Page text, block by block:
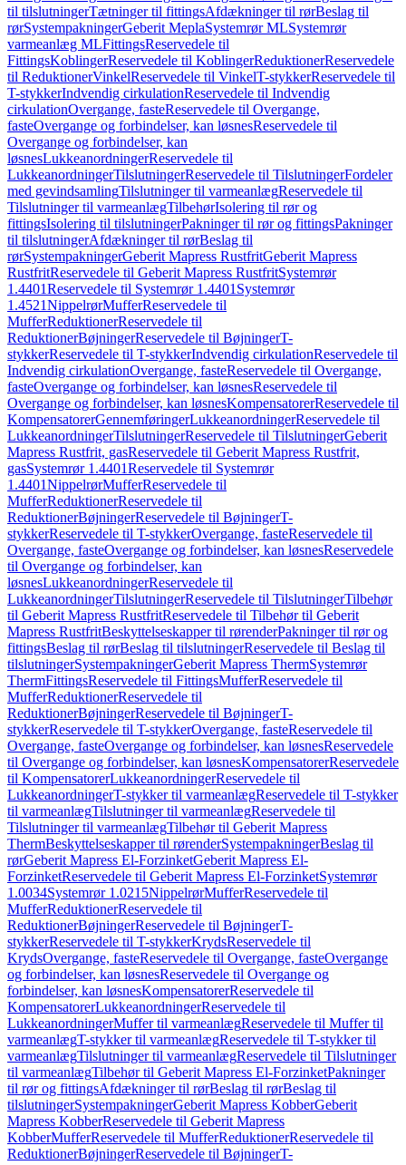
til tilslutningerTætninger til fittingsAfdækninger til rørBeslag til
rørSystempakningerGeberit MeplaSystemrør MLSystemrør
varmeanlæg MLFittingsReservedele til
FittingsKoblingerReservedele til KoblingerReduktionerReservedele
til ReduktionerVinkelReservedele til VinkelT-stykkerReservedele til
T-stykkerIndvendig cirkulationReservedele til Indvendig
cirkulationOvergange, fasteReservedele til Overgange,
fasteOvergange og forbindelser, kan løsnesReservedele til
Overgange og forbindelser, kan
løsnesLukkeanordningerReservedele til
LukkeanordningerTilslutningerReservedele til TilslutningerFordeler
med gevindsamlingTilslutninger til varmeanlægReservedele til
Tilslutninger til varmeanlægTilbehørIsolering til rør og
fittingsIsolering til tilslutningerPakninger til rør og fittingsPakninger
til tilslutningerAfdækninger til rørBeslag til
rørSystempakningerGeberit Mapress RustfritGeberit Mapress
RustfritReservedele til Geberit Mapress RustfritSystemrør
1.4401Reservedele til Systemrør 1.4401 Systemrør
1.4521NippelrørMufferReservedele til
MufferReduktionerReservedele til
ReduktionerBøjningerReservedele til BøjningerT-
stykkerReservedele til T-stykkerIndvendig cirkulationReservedele til
Indvendig cirkulationOvergange, fasteReservedele til Overgange,
fasteOvergange og forbindelser, kan løsnesReservedele til
Overgange og forbindelser, kan løsnesKompensatorerReservedele til
KompensatorerGennemføringerLukkeanordningerReservedele til
LukkeanordningerTilslutningerReservedele til TilslutningerGeberit
Mapress Rustfrit, gasReservedele til Geberit Mapress Rustfrit,
gasSystemrør 1.4401Reservedele til Systemrør
1.4401NippelrørMufferReservedele til
MufferReduktionerReservedele til
ReduktionerBøjningerReservedele til BøjningerT-
stykkerReservedele til T-stykkerOvergange, fasteReservedele til
Overgange, fasteOvergange og forbindelser, kan løsnesReservedele
til Overgange og forbindelser, kan
løsnesLukkeanordningerReservedele til
LukkeanordningerTilslutningerReservedele til TilslutningerTilbehør
til Geberit Mapress RustfritReservedele til Tilbehør til Geberit
Mapress RustfritBeskyttelseskapper til rørenderPakninger til rør og
fittingsBeslag til rørBeslag til tilslutningerReservedele til Beslag til
tilslutningerSystempakningerGeberit Mapress ThermSystemrør
ThermFittingsReservedele til FittingsMufferReservedele til
MufferReduktionerReservedele til
ReduktionerBøjningerReservedele til BøjningerT-
stykkerReservedele til T-stykkerOvergange, fasteReservedele til
Overgange, fasteOvergange og forbindelser, kan løsnesReservedele
til Overgange og forbindelser, kan løsnesKompensatorerReservedele
til KompensatorerLukkeanordningerReservedele til
LukkeanordningerT-stykker til varmeanlægReservedele til T-stykker
til varmeanlægTilslutninger til varmeanlægReservedele til
Tilslutninger til varmeanlægTilbehør til Geberit Mapress
ThermBeskyttelseskapper til rørenderSystempakningerBeslag til
rørGeberit Mapress El-ForzinketGeberit Mapress El-
ForzinketReservedele til Geberit Mapress El-ForzinketSystemrør
1.0034Systemrør 1.0215NippelrørMufferReservedele til
MufferReduktionerReservedele til
ReduktionerBøjningerReservedele til BøjningerT-
stykkerReservedele til T-stykkerKrydsReservedele til
KrydsOvergange, fasteReservedele til Overgange, fasteOvergange
og forbindelser, kan løsnesReservedele til Overgange og
forbindelser, kan løsnesKompensatorerReservedele til
KompensatorerLukkeanordningerReservedele til
LukkeanordningerMuffer til varmeanlægReservedele til Muffer til
varmeanlægT-stykker til varmeanlægReservedele til T-stykker til
varmeanlægTilslutninger til varmeanlægReservedele til Tilslutninger
til varmeanlægTilbehør til Geberit Mapress El-ForzinketPakninger
til rør og fittingsAfdækninger til rørBeslag til rørBeslag til
tilslutningerSystempakningerGeberit Mapress KobberGeberit
Mapress KobberReservedele til Geberit Mapress
KobberMufferReservedele til MufferReduktionerReservedele til
ReduktionerBøjningerReservedele til BøjningerT-